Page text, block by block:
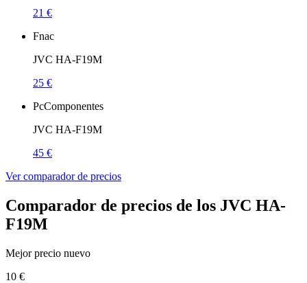
21 €
Fnac
JVC HA-F19M
25 €
PcComponentes
JVC HA-F19M
45 €
Ver comparador de precios
Comparador de precios de los JVC HA-
F19M
Mejor precio nuevo
10 €